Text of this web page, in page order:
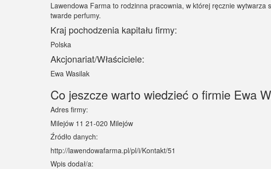
Lawendowa Farma to rodzinna pracownia, w której ręcznie
twarde perfumy.
Kraj pochodzenia kapitału firmy:
Polska
Akcjonariat/Właściciele:
Ewa Wasilak
Co jeszcze warto wiedzieć o firmie Ewa
Adres firmy:
Milejów 11 21-020 Milejów
Źródło danych:
http://lawendowafarma.pl/pl/i/Kontakt/51
Wpis dodał/a: